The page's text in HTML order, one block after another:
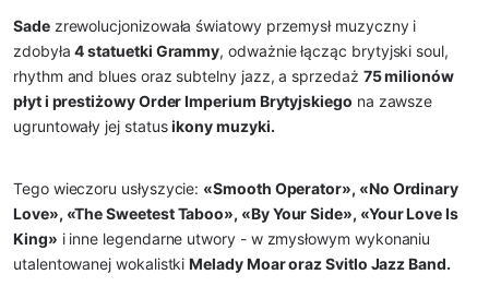
Sade zrewolucjonizowała światowy przemysł muzyczny i
zdobyła 4 statuetki Grammy, odważnie łącząc brytyjski soul,
rhythm and blues oraz subtelny jazz, a sprzedaż 75 milionów
płyt i prestiżowy Order Imperium Brytyjskiego na zawsze
ugruntowały jej status ikony muzyki.
Tego wieczoru usłyszycie: «Smooth Operator», «No Ordinary
Love», «The Sweetest Taboo», «By Your Side», «Your Love Is
King» i inne legendarne utwory - w zmysłowym wykonaniu
utalentowanej wokalistki Melady Moar oraz Svitlo Jazz Band.